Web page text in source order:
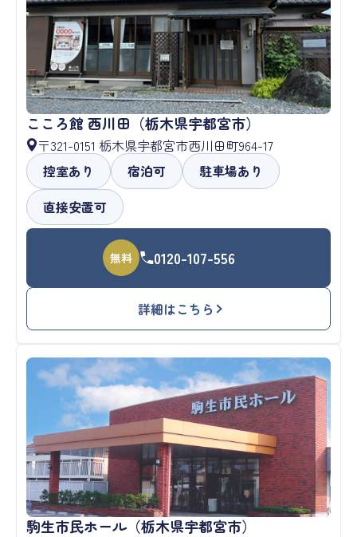
こころ館 西川田（栃木県宇都宮市）
〒321-0151 栃木県宇都宮市西川田町964-17
控室あり
宿泊可
駐車場あり
直接安置可
無料 0120-107-556
詳細はこちら
駒生市民ホール（栃木県宇都宮市）